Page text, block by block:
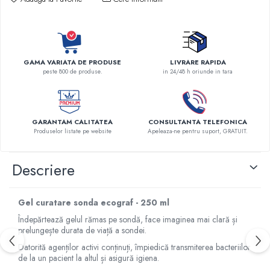
Tevi cupru si accesorii
Console tavan sali operatie
Lavoare apa sterila
Lavoare chirurgicale
Adaptori/cuple
Capsule, filtre finale apa sterila
Manere pentru electrocautere
Cabluri conectare electrozi neutri
Electrozi neutri
Electrocautere
Radiocautere
GAMA VARIATA DE PRODUSE
peste 800 de produse.
LIVRARE RAPIDA
in 24/48 h oriunde in tara
GARANTAM CALITATEA
Produselor listate pe website
CONSULTANTA TELEFONICA
Apeleaza-ne pentru suport, GRATUIT.
Descriere
Gel curatare sonda ecograf - 250 ml
Îndepărtează gelul rămas pe sondă, face imaginea mai clară și
prelungește durata de viață a sondei.
Datorită agenților activi conținuți, împiedică transmiterea bacteriilor
de la un pacient la altul și asigură igiena.